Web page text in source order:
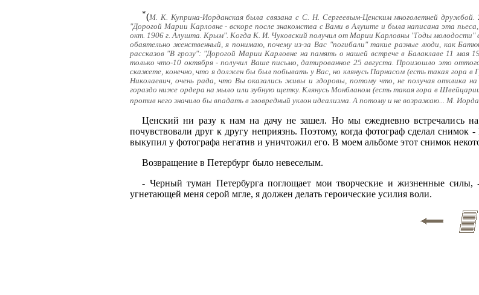
*(М. К. Куприна-Иорданская была связана с С. Н. Сергеевым-Ценским многолетней
"Дорогой Марии Карловне - вскоре после знакомства с Вами в Алуште и была написана эта
окт. 1906 г. Алушта. Крым". Когда К. И. Чуковский получил от Марии Карловны "Годы молодости"
обаятельно женственный, я понимаю, почему из-за Вас "погибали" такие разные люди, как
рассказов "В грозу": "Дорогой Марии Карловне на память о нашей встрече в Балаклаве 11 мая
только что-10 октября - получил Ваше письмо, датированное 25 августа. Произошло это
скажете, конечно, что я должен бы был побывать у Вас, но клянусь Парнасом (есть такая гора
Николаевич, очень рада, что Вы оказались живы и здоровы, потому что, не получая отклика
гораздо ниже ордера на мыло или зубную щетку. Клянусь Монбланом (есть такая гора в
против него значило бы впадать в зловредный уклон идеализма. А потому и не возражаю... М.
Ценский ни разу к нам на дачу не зашел. Но мы ежедневно встречались
почувствовали друг к другу неприязнь. Поэтому, когда фотограф сделал
выкупил у фотографа негатив и уничтожил его. В моем альбоме этот снимок
Возвращение в Петербург было невеселым.
- Черный туман Петербурга поглощает мои творческие и жизненные
угнетающей меня серой мгле, я должен делать героические усилия воли.